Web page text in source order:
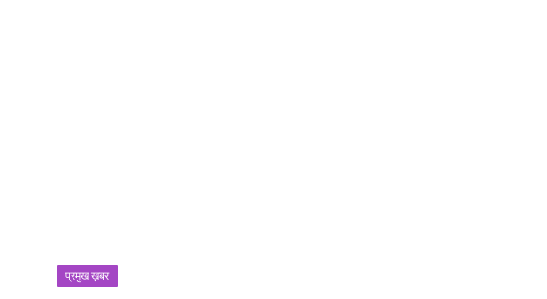
प्रमुख ख़बर